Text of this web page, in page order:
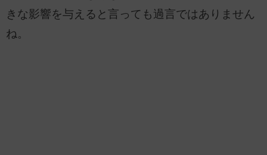
きな影響を与えると言っても過言ではありません
ね。